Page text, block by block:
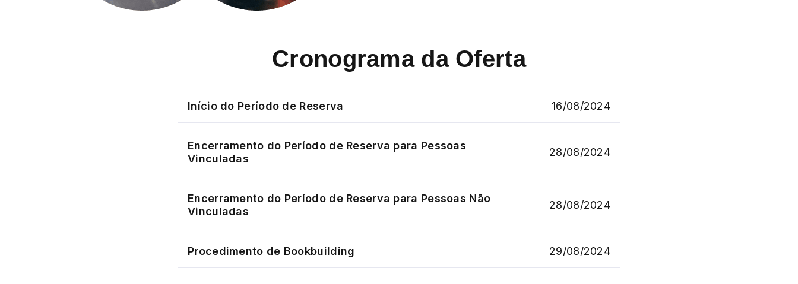
Cronograma da Oferta
Início do Período de Reserva 16/08/2024
Encerramento do Período de Reserva para Pessoas
Vinculadas
28/08/2024
Encerramento do Período de Reserva para Pessoas Não
Vinculadas
28/08/2024
Procedimento de Bookbuilding 29/08/2024